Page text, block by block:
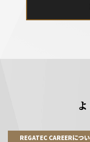
REGATEC CAREERにつ